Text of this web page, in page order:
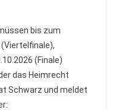
bis zum
(Viertelfinale),
(Finale)
das Heimrecht
Schwarz und meldet